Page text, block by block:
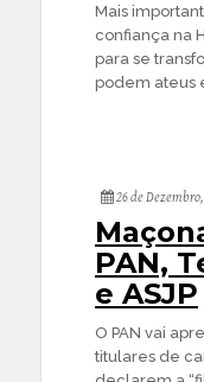
Mais
confiança na
para se
podem ateus
26 de Dezembro,
PAN,
e ASJP
O PAN vai
titulares de